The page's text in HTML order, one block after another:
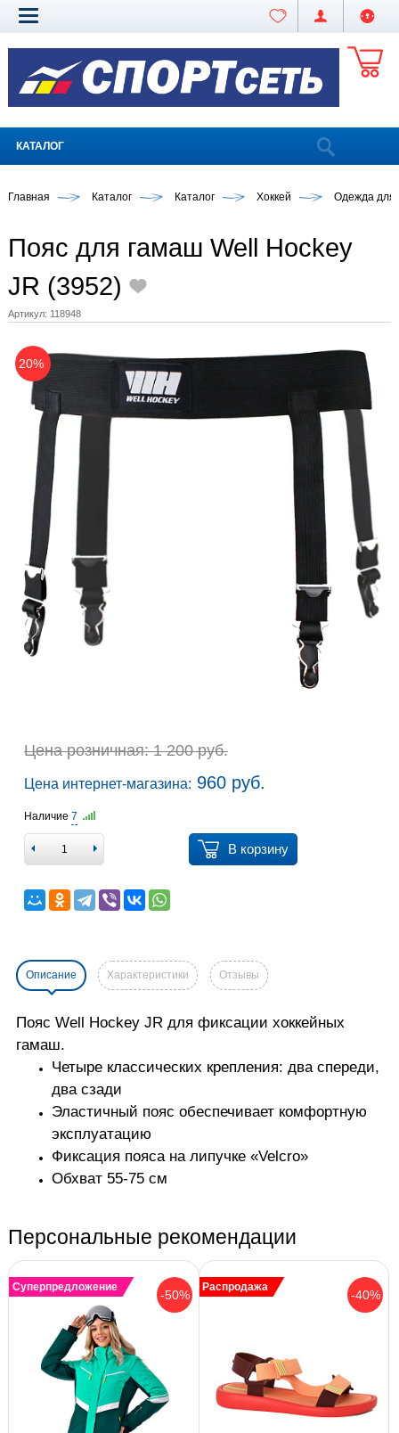
КАТАЛОГ
Главная Каталог Каталог Хоккей Одежда для
Пояс для гамаш Well Hockey
JR (3952)
Артикул: 118948
20%
Цена розничная: 1 200 руб.
Цена интернет-магазина: 960 руб.
Наличие 7
В корзину
Описание Характеристики Отзывы
Пояс Well Hockey JR для фиксации хоккейных
гамаш.
Четыре классических крепления: два спереди,
два сзади
Эластичный пояс обеспечивает комфортную
эксплуатацию
Фиксация пояса на липучке «Velcro»
Обхват 55-75 см
Персональные рекомендации
-50%
Суперпредложение
-40%
Распродажа